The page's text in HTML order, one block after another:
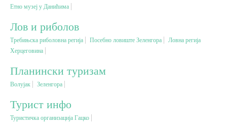
Еко туризам
Културни туризам
Сеоски туризам
Етно музеј у Данићима
Лов и риболов
Требињска риболовна регија Посебно ловиште Зеленгора
Ловна регија
Херцеговина
Планински туризам
Волујак Зеленгора
Турист инфо
Туристичка организација Гацко